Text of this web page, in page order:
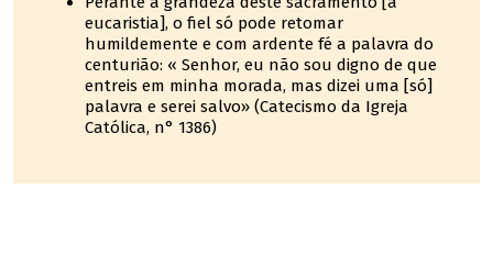
eucaristia], o fiel só pode retomar
humildemente e com ardente fé a palavra do
centurião: « Senhor, eu não sou digno de que
entreis em minha morada, mas dizei uma [só]
palavra e serei salvo» (Catecismo da Igreja
Católica, n° 1386)